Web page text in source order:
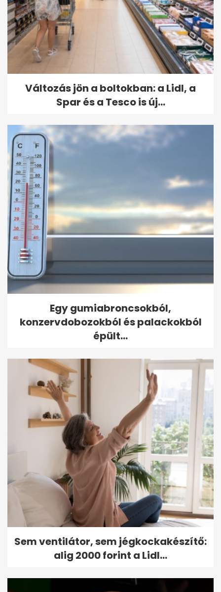
Változás jön a boltokban: a Lidl, a
Spar és a Tesco is új...
Egy gumiabroncsokból,
konzervdobozokból és palackokból
épült...
Sem ventilátor, sem jégkockakészítő:
alig 2000 forint a Lidl...